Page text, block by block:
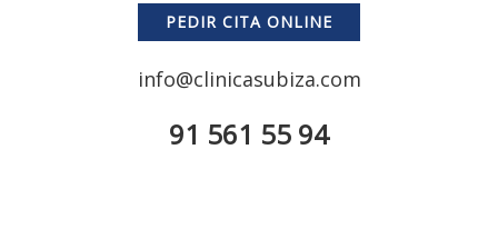
PEDIR CITA ONLINE
info@clinicasubiza.com
91 561 55 94